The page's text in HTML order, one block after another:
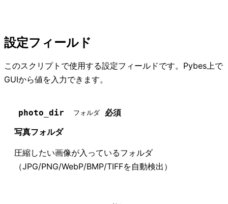
設定フィールド
このスクリプトで使用する設定フィールドです。Pybes上で
GUIから値を入力できます。
photo_dir フォルダ
必須
写真フォルダ
圧縮したい画像が入っているフォルダ
（JPG/PNG/WebP/BMP/TIFFを自動検出）